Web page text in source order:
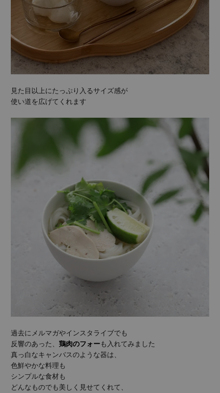
見た目以上にたっぷり入るサイズ感が
使い道を広げてくれます
過去にメルマガやインスタライブでも
反響のあった、鶏肉のフォーも入れてみました
真っ白なキャンバスのような器は、
色鮮やかな料理も
シンプルな食材も
どんなものでも美しく見せてくれて、